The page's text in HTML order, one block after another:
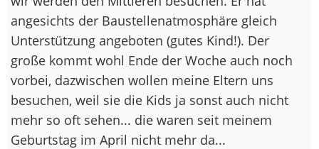
angesichts der Baustellenatmosphäre gleich
Unterstützung angeboten (gutes Kind!). Der
große kommt wohl Ende der Woche auch noch
vorbei, dazwischen wollen meine Eltern uns
besuchen, weil sie die Kids ja sonst auch nicht
mehr so oft sehen... die waren seit meinem
Geburtstag im April nicht mehr da...